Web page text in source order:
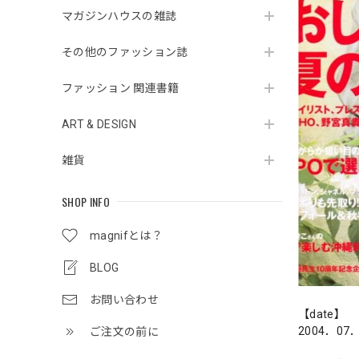
マガジンハウスの雑誌
その他のファッション誌
ファッション 関連書籍
ART & DESIGN
雑貨
SHOP INFO
magnifとは？
BLOG
お問い合わせ
ご注文の前に
【date】
2004．07